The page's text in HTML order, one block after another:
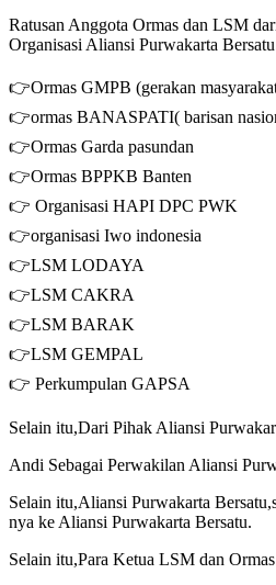
Ratusan Anggota Ormas dan LSM
Organisasi Aliansi Purwakarta
👉Ormas GMPB (gerakan
👉ormas BANASPATI( barisan
👉Ormas Garda pasundan
👉Ormas BPPKB Banten
👉 Organisasi HAPI DPC PWK
👉organisasi Iwo indonesia
👉LSM LODAYA
👉LSM CAKRA
👉LSM BARAK
👉LSM GEMPAL
👉 Perkumpulan GAPSA
Selain itu,Dari Pihak Aliansi
Andi Sebagai Perwakilan Aliansi
Selain itu,Aliansi Purwakarta
nya ke Aliansi Purwakarta Bersatu.
Selain itu,Para Ketua LSM dan